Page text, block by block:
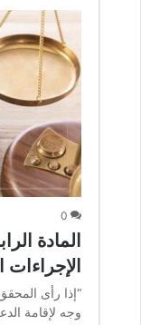
0
المادة
الإجراءات
“إذا رأى المحقق
وجه لإقامة